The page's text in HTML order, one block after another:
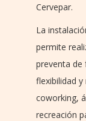
Cervepar.
La
permite
preventa de
flexibilidad y
coworking,
recreación